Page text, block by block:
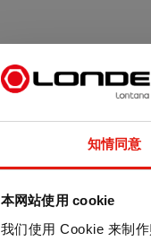
知情同意
本网站使用 cookie
我们使用 Cookie 来制